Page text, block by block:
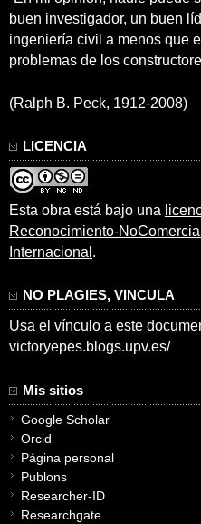
buen investigador, un buen
ingeniería civil a menos que
problemas de los
(Ralph B. Peck, 1912-2008)
LICENCIA
Esta obra está bajo una
Reconocimiento-
Internacional .
NO PLAGIES, VINCULA
Usa el vínculo a este
victoryepes.blogs.upv.es/
Mis sitios
Google Scholar
Orcid
Página personal
Publons
Researcher-ID
Researchgate